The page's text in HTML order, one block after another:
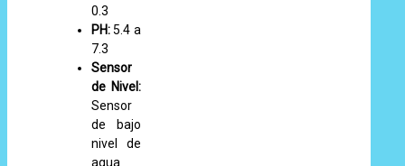
0.3
PH:5.4 a
7.3
Sensor
de Nivel:
Sensor
de bajo
nivel de
agua